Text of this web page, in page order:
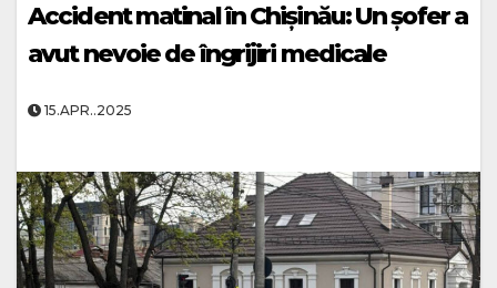
Accident matinal în Chișinău: Un șofer a
avut nevoie de îngrijiri medicale
15.APR..2025